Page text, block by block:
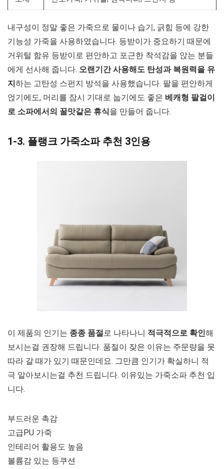
내구성이 정말 좋은 가죽으로 물이나 습기, 긁힘 등에 강한
기능성 가죽을 사용하였습니다. 등받이가 중요하기 때문에
거위털 함유 등받이로 편안하고 포근한 착석감을 앉는 분들
에게 선사해 줍니다. 오랜기간 사용해도 탄성과 복원력을 유
지하는 고탄성 스펀지 방석을 사용했습니다. 팔을 편안하게
얹기에도, 머리를 잠시 기대로 눕기에도 좋은 베캐형 팔걸이
로 소파에서의 꿀맛같은 휴식을 만들어 줍니다.
1-3. 플랭크 가죽소파 추천 3인용
이 제품의 인기는 종종 품절 로 나타나니 적극적으로 확인해
보시는걸 권장해 드립니다. 품절이 잦은 이유는 주문량을 못
따라 갈 때가 있기 때문인데요. 그만큼 인기가 확실하니 적
극 알아보시는걸 추천 드립니다. 이유있는 가죽소파 추천 입
니다.
부드러운 촉감
고급PU 가죽
인테리어 활용도 높음
볼륨감 있는 등쿠션